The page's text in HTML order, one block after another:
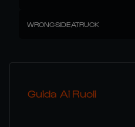
WRONGSIDEATRUCK
Guida Ai Ruoli